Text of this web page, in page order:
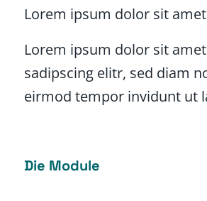
Lorem ipsum dolor sit
Lorem ipsum dolor sit
sadipscing elitr, sed diam
eirmod tempor invidunt ut
Die Module